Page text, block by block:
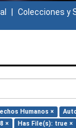
Colecciones y
Humanos ×
× Has File(s): true ×